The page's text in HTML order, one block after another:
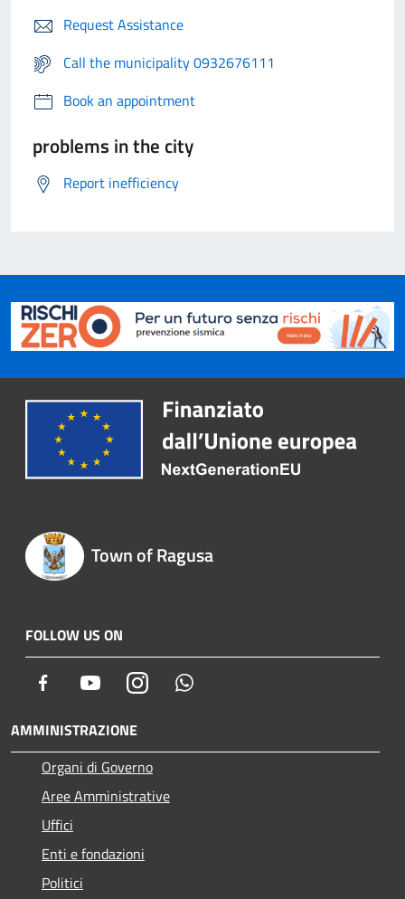
Request Assistance
Call the municipality 0932676111
Book an appointment
problems in the city
Report inefficiency
Town of Ragusa
FOLLOW US ON
Facebook YoutubeInstagram
AMMINISTRAZIONE
Organi di Governo
Aree Amministrative
Uffici
Enti e fondazioni
Politici